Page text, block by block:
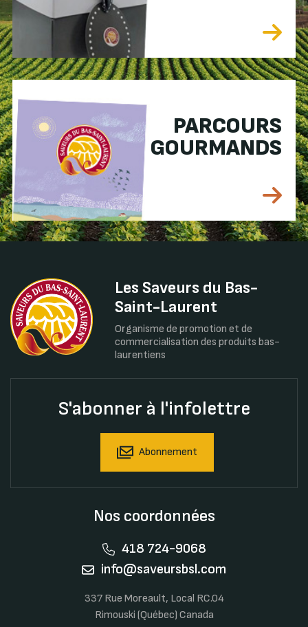
PARCOURS
GOURMANDS
Les Saveurs du Bas-
Saint-Laurent
Organisme de promotion et de
commercialisation des produits bas-
laurentiens
S'abonner à l'infolettre
Abonnement
Nos coordonnées
418 724-9068
info@saveursbsl.com
337 Rue Moreault, Local RC.04
Rimouski (Québec) Canada